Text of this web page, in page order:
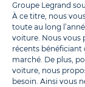
Groupe Legrand
À ce titre, nous
toute au long
voiture. Nous vous
récents
marché. De plus,
voiture, nous
besoin. Ainsi vous